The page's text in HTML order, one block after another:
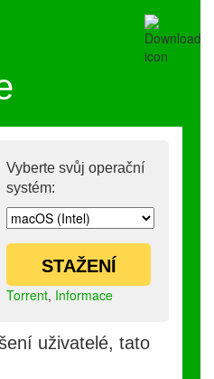
Vyberte svůj operační
systém:
STAŽENÍ
Torrent, Informace
uživatelé, tato